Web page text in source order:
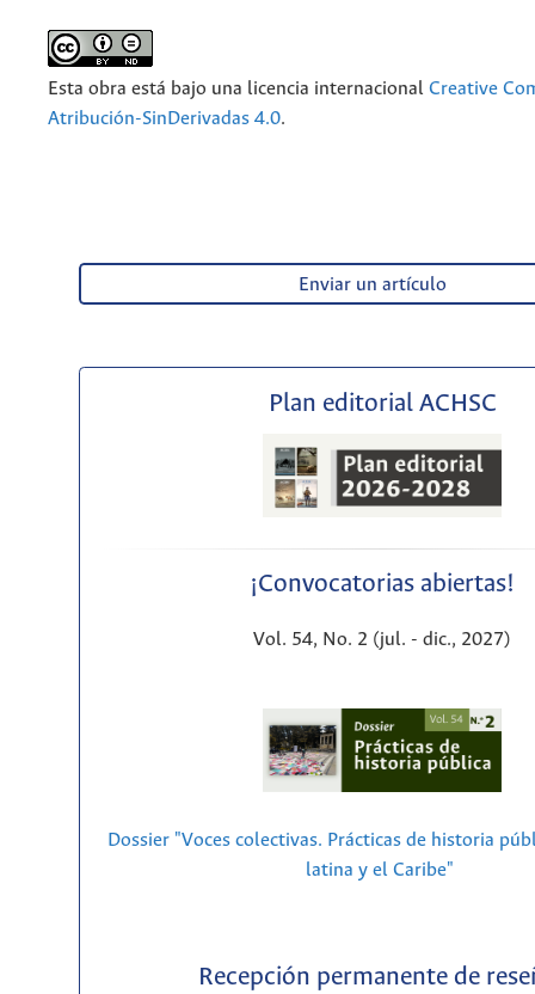
Esta obra está bajo una licencia internacional Creative
Atribución-SinDerivadas 4.0.
Enviar un artículo
Plan editorial ACHSC
¡Convocatorias abiertas!
Vol. 54, No. 2 (jul. - dic., 2027)
Dossier "Voces colectivas. Prácticas de historia
latina y el Caribe"
Recepción permanente de